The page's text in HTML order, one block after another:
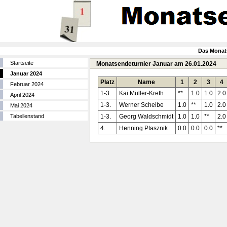
Das
Startseite
Januar 2024
Februar 2024
April 2024
Mai 2024
Tabellenstand
Monatsendeturnier Januar am 26.01.2024
Platz Name 1 2 3
4
1-3.
Kai Müller-Kreth ** 1.0 1.0
2.0
1-3.
Werner Scheibe 1.0 ** 1.0
2.0
1-3.
Georg Waldschmidt 1.0 1.0 **
2.0
4.
Henning Ptasznik 0.0 0.0 0.0 **